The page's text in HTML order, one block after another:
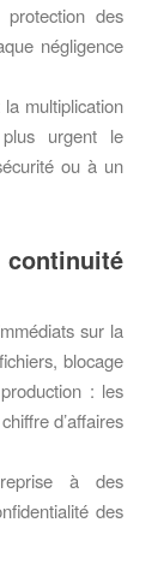
des
négligence
la multiplication
urgent le
ou à un
sur la
blocage
: les
d’affaires
à des
des